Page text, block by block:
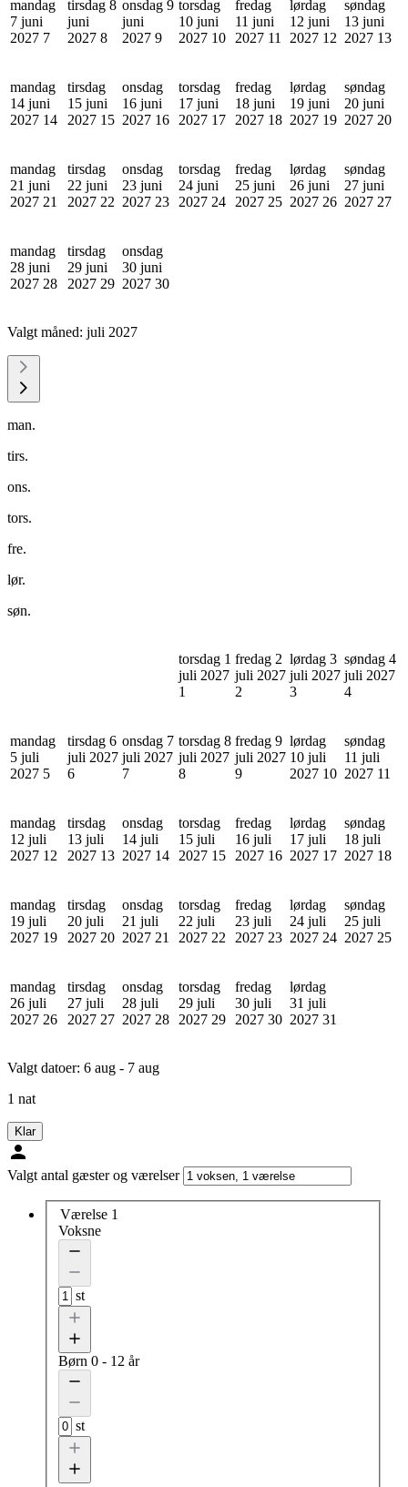
mandag
7 juni
2027 7
tirsdag 8
juni
2027 8
onsdag 9
juni
2027 9
torsdag
10 juni
2027 10
fredag
11 juni
2027 11
lørdag
12 juni
2027 12
søndag
13 juni
2027 13
mandag
14 juni
2027 14
tirsdag
15 juni
2027 15
onsdag
16 juni
2027 16
torsdag
17 juni
2027 17
fredag
18 juni
2027 18
lørdag
19 juni
2027 19
søndag
20 juni
2027 20
mandag
21 juni
2027 21
tirsdag
22 juni
2027 22
onsdag
23 juni
2027 23
torsdag
24 juni
2027 24
fredag
25 juni
2027 25
lørdag
26 juni
2027 26
søndag
27 juni
2027 27
mandag
28 juni
2027 28
tirsdag
29 juni
2027 29
onsdag
30 juni
2027 30
Valgt måned: juli 2027
man.
tirs.
ons.
tors.
fre.
lør.
søn.
torsdag 1
juli 2027
1
fredag 2
juli 2027
2
lørdag 3
juli 2027
3
søndag 4
juli 2027
4
mandag
5 juli
2027 5
tirsdag 6
juli 2027
6
onsdag 7
juli 2027
7
torsdag 8
juli 2027
8
fredag 9
juli 2027
9
lørdag
10 juli
2027 10
søndag
11 juli
2027 11
mandag
12 juli
2027 12
tirsdag
13 juli
2027 13
onsdag
14 juli
2027 14
torsdag
15 juli
2027 15
fredag
16 juli
2027 16
lørdag
17 juli
2027 17
søndag
18 juli
2027 18
mandag
19 juli
2027 19
tirsdag
20 juli
2027 20
onsdag
21 juli
2027 21
torsdag
22 juli
2027 22
fredag
23 juli
2027 23
lørdag
24 juli
2027 24
søndag
25 juli
2027 25
mandag
26 juli
2027 26
tirsdag
27 juli
2027 27
onsdag
28 juli
2027 28
torsdag
29 juli
2027 29
fredag
30 juli
2027 30
lørdag
31 juli
2027 31
Valgt datoer: 6 aug - 7 aug
1 nat
Klar
Valgt antal gæster og værelser
Værelse 1
Voksne
st
Børn 0 - 12 år
st